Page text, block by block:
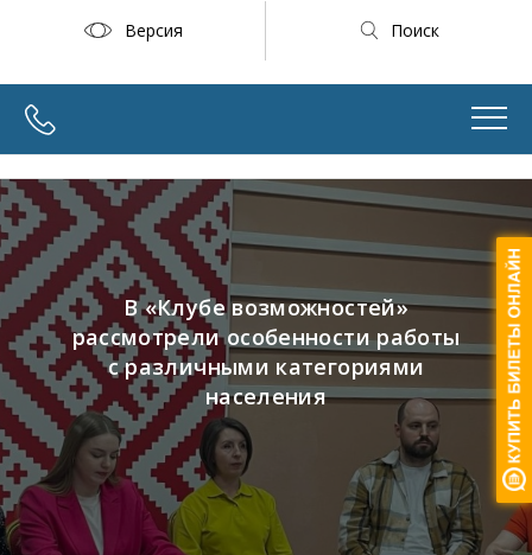
Версия Поиск
В «Клубе возможностей»
рассмотрели особенности работы
с различными категориями
населения